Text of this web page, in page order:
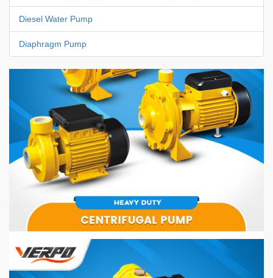
Diesel Water Pump
Diaphragm Pump